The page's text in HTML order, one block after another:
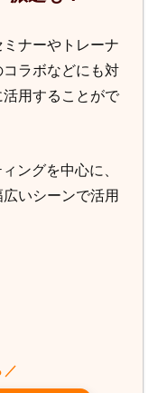
ナーやトレーナ
ラボなどにも対
用することがで
ングを中心に、
いシーンで活用
／